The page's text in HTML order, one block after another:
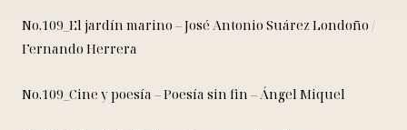
No.109_El jardín marino – José Antonio Suárez Londoño /
Fernando Herrera
No.109_Cine y poesía – Poesía sin fin – Ángel Miquel